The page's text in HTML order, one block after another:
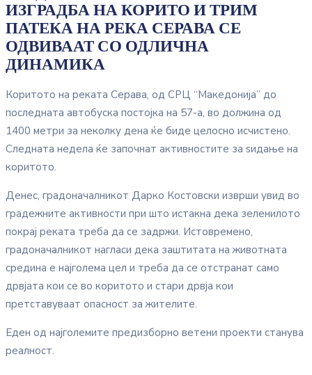
ИЗГРАДБА НА КОРИТО И ТРИМ
ПАТЕКА НА РЕКА СЕРАВА СЕ
ОДВИВААТ СО ОДЛИЧНА
ДИНАМИКА
Коритото на реката Серава, од СРЦ “Македонија” до
последната автобуска постојка на 57-а, во должина од
1400 метри за неколку дена ќе биде целосно исчистено.
Следната недела ќе започнат активностите за ѕидање на
коритото.
Денес, градоначалникот Дарко Костовски изврши увид во
градежните активности при што истакна дека зеленилото
покрај реката треба да се задржи. Истовремено,
градоначалникот нагласи дека заштитата на животната
средина е најголема цел и треба да се отстранат само
дрвјата кои се во коритото и стари дрвја кои
претставуваат опасност за жителите.
Еден од најголемите предизборно ветени проекти станува
реалност.